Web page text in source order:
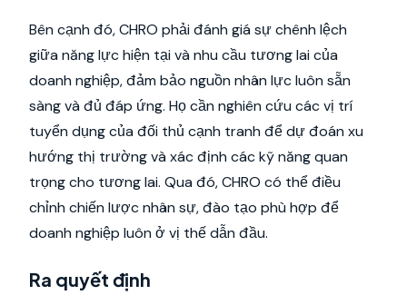
Bên cạnh đó, CHRO phải đánh giá sự chênh lệch
giữa năng lực hiện tại và nhu cầu tương lai của
doanh nghiệp, đảm bảo nguồn nhân lực luôn sẵn
sàng và đủ đáp ứng. Họ cần nghiên cứu các vị trí
tuyển dụng của đối thủ cạnh tranh để dự đoán xu
hướng thị trường và xác định các kỹ năng quan
trọng cho tương lai. Qua đó, CHRO có thể điều
chỉnh chiến lược nhân sự, đào tạo phù hợp để
doanh nghiệp luôn ở vị thế dẫn đầu.
Ra quyết định